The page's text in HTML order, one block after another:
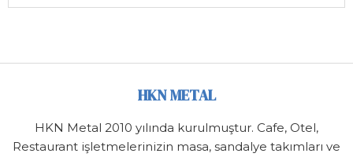
HKN METAL
HKN Metal 2010 yılında kurulmuştur. Cafe, Otel,
Restaurant işletmelerinizin masa, sandalye takımları ve